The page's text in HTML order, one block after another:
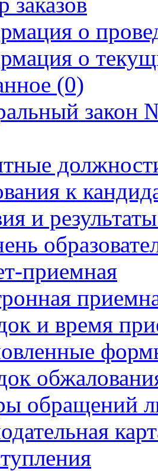
о
о
(0)
закон
к
и
приемная
и время
обращений